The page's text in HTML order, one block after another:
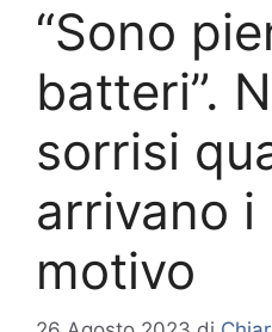
“Sono
batteri”.
sorrisi
arrivano i
motivo